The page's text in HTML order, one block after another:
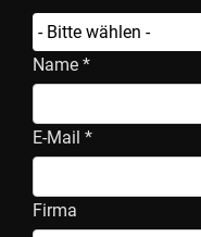
- Bitte wählen -
Name *
E-Mail *
Firma